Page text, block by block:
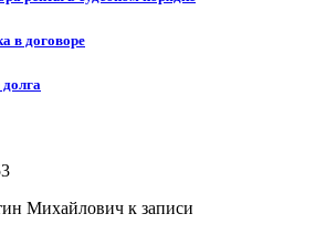
в договоре
Михайлович к записи